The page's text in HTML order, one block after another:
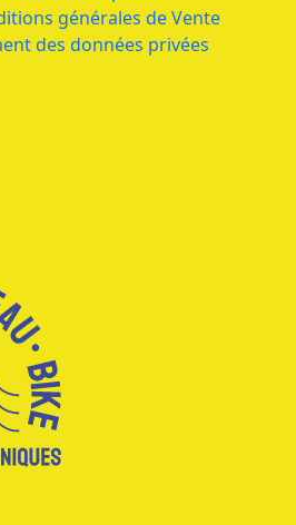
générales de Vente
des données privées